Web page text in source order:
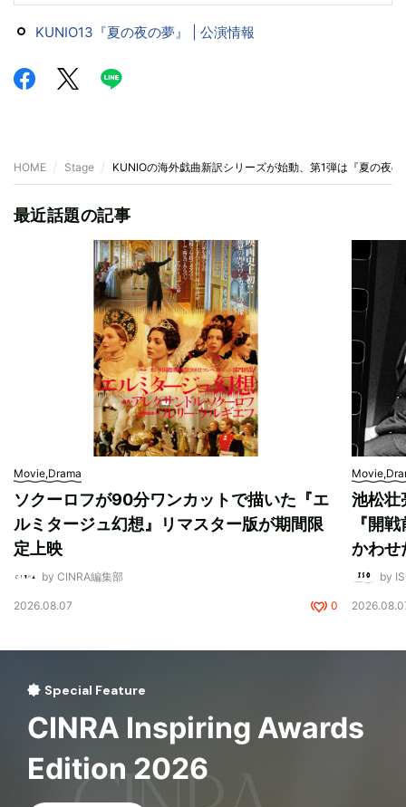
KUNIO13『夏の夜の夢』 | 公演情報
HOME Stage KUNIOの海外戯曲新訳シリーズが始動、第1弾は『夏の夜の
最近話題の記事
Movie,Drama
ソクーロフが90分ワンカットで描いた『エ
ルミタージュ幻想』リマスター版が期間限
定上映
by CINRA編集部
2026.08.07 0
池松壮
『開
かわせ
by
Special Feature
CINRA Inspiring Awards
Edition 2026